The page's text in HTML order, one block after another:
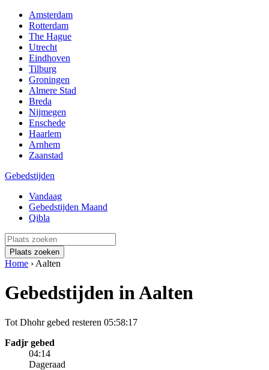
Amsterdam
Rotterdam
The Hague
Utrecht
Eindhoven
Tilburg
Groningen
Almere Stad
Breda
Nijmegen
Enschede
Haarlem
Arnhem
Zaanstad
Gebedstijden
Vandaag
Gebedstijden Maand
Qibla
Plaats zoeken
Home › Aalten
Gebedstijden in Aalten
Tot Dhohr gebed resteren 05:58:17
Fadjr gebed
04:14
Dageraad